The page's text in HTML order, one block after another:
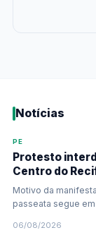
Notícias
PE
Protesto
Centro do
Motivo da
passeata segue
06/08/2026